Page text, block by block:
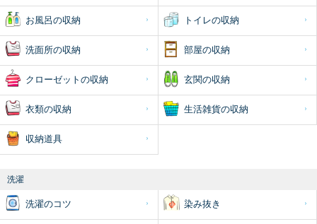
お風呂の収納 トイレの収納
洗面所の収納 部屋の収納
クローゼットの収納 玄関の収納
衣類の収納 生活雑貨の収納
収納道具
洗濯
洗濯のコツ 染み抜き